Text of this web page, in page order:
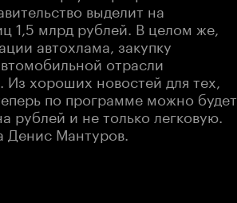
выделит на
1,5 млрд рублей. В целом же,
автохлама, закупку
отрасли
хороших новостей для тех,
по программе можно будет
и не только легковую.
Денис Мантуров.